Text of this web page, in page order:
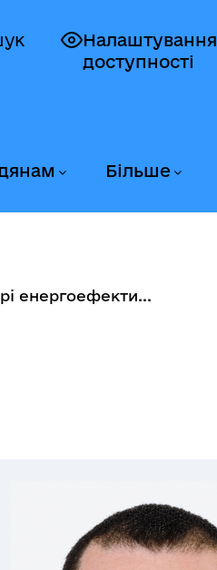
Налаштування
доступності
Більше
енергоефекти...